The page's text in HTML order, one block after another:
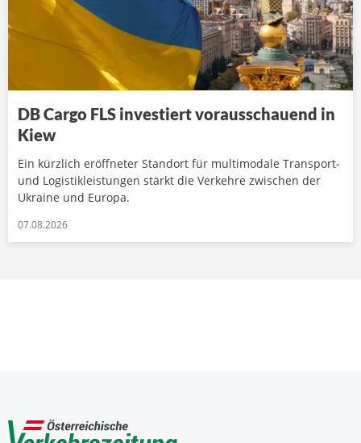
DB Cargo FLS investiert vorausschauend in
Kiew
Ein kürzlich eröffneter Standort für multimodale Transport-
und Logistikleistungen stärkt die Verkehre zwischen der
Ukraine und Europa.
07.08.2026